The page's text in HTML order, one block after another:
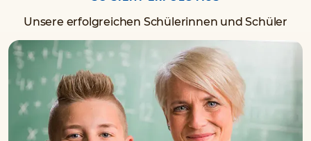
Unsere erfolgreichen Schülerinnen und Schüler